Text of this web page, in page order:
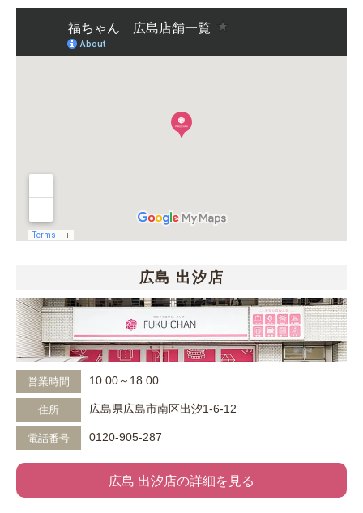
広島 出汐店
営業時間 10:00～18:00
住所 広島県広島市南区出汐1-6-12
電話番号 0120-905-287
広島 出汐店の詳細を見る